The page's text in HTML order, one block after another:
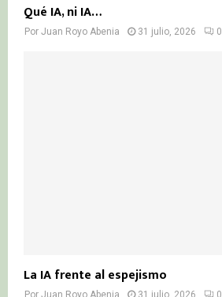
Qué IA, ni IA…
Por Juan Royo Abenia 31 julio, 2026 0
La IA frente al espejismo